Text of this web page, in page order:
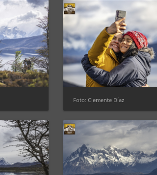
Foto: Clemente Díaz